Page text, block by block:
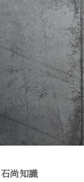
石尚知識